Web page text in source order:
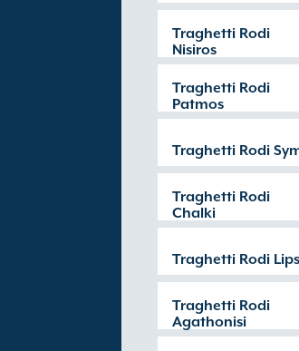
Traghetti Rodi
Nisiros
Traghetti Rodi
Patmos
Traghetti Rodi
Traghetti Rodi
Chalki
Traghetti Rodi
Traghetti Rodi
Agathonisi